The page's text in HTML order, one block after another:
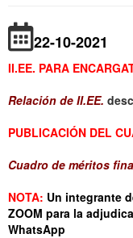
22-10-2021
II.EE. PARA
Relación de II.EE.
PUBLICACIÓN DEL
Cuadro de méritos
NOTA: Un integrante
ZOOM para la
WhatsApp